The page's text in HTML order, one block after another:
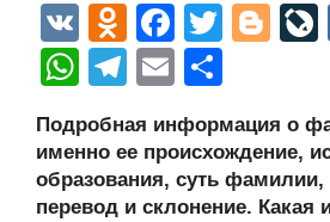
V
K
O
d
n
o
kl
F
a
c
e
b
T
er
Bl
g
er
W
at
s
T
e
gr
E
ail р
а
Подробная информация о
именно ее происхождение,
образования, суть фамилии,
перевод и склонение. Какая